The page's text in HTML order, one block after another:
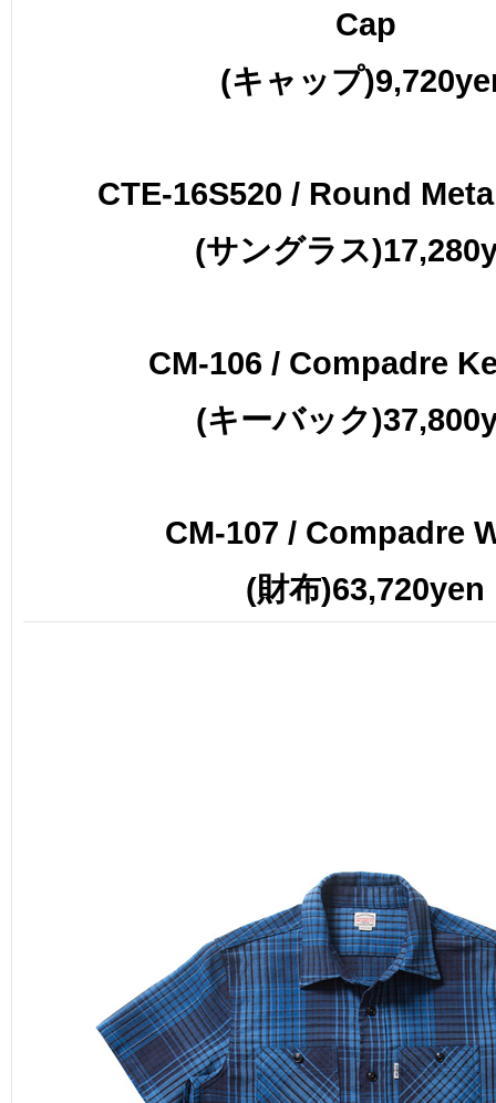
Cap
(キャップ
CTE-16S520 / Round
(サングラス
CM-106 / Compadre
(キーバック
CM-107 / Compadre
(財布)63,720yen